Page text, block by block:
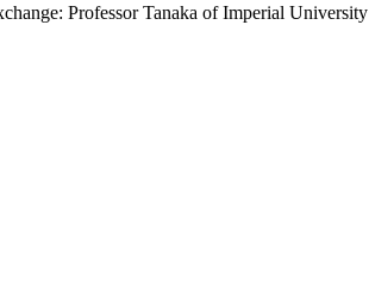
Professor Tanaka of Imperial University